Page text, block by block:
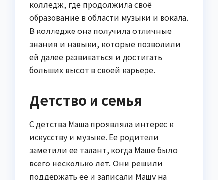
колледж, где продолжила своё
образование в области музыки и вокала.
В колледже она получила отличные
знания и навыки, которые позволили
ей далее развиваться и достигать
больших высот в своей карьере.
Детство и семья
С детства Маша проявляла интерес к
искусству и музыке. Ее родители
заметили ее талант, когда Маше было
всего несколько лет. Они решили
поддержать ее и записали Машу на